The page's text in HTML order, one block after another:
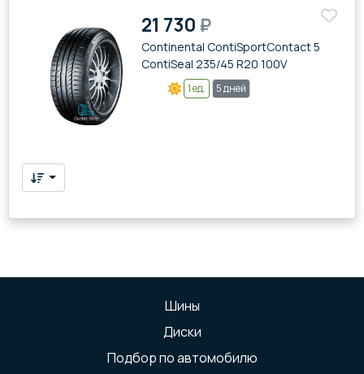
21 730₽
Continental ContiSportContact 5
ContiSeal 235/45 R20 100V
1 ед. 5 дней
Шины
Диски
Подбор по автомобилю